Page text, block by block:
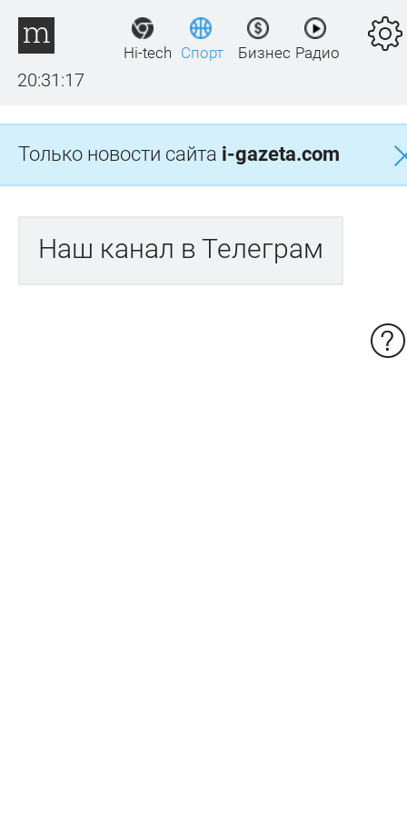
20:31:17
Hi-tech Спорт Бизнес Радио
Только новости сайта i-gazeta.com
Наш канал в Телеграм